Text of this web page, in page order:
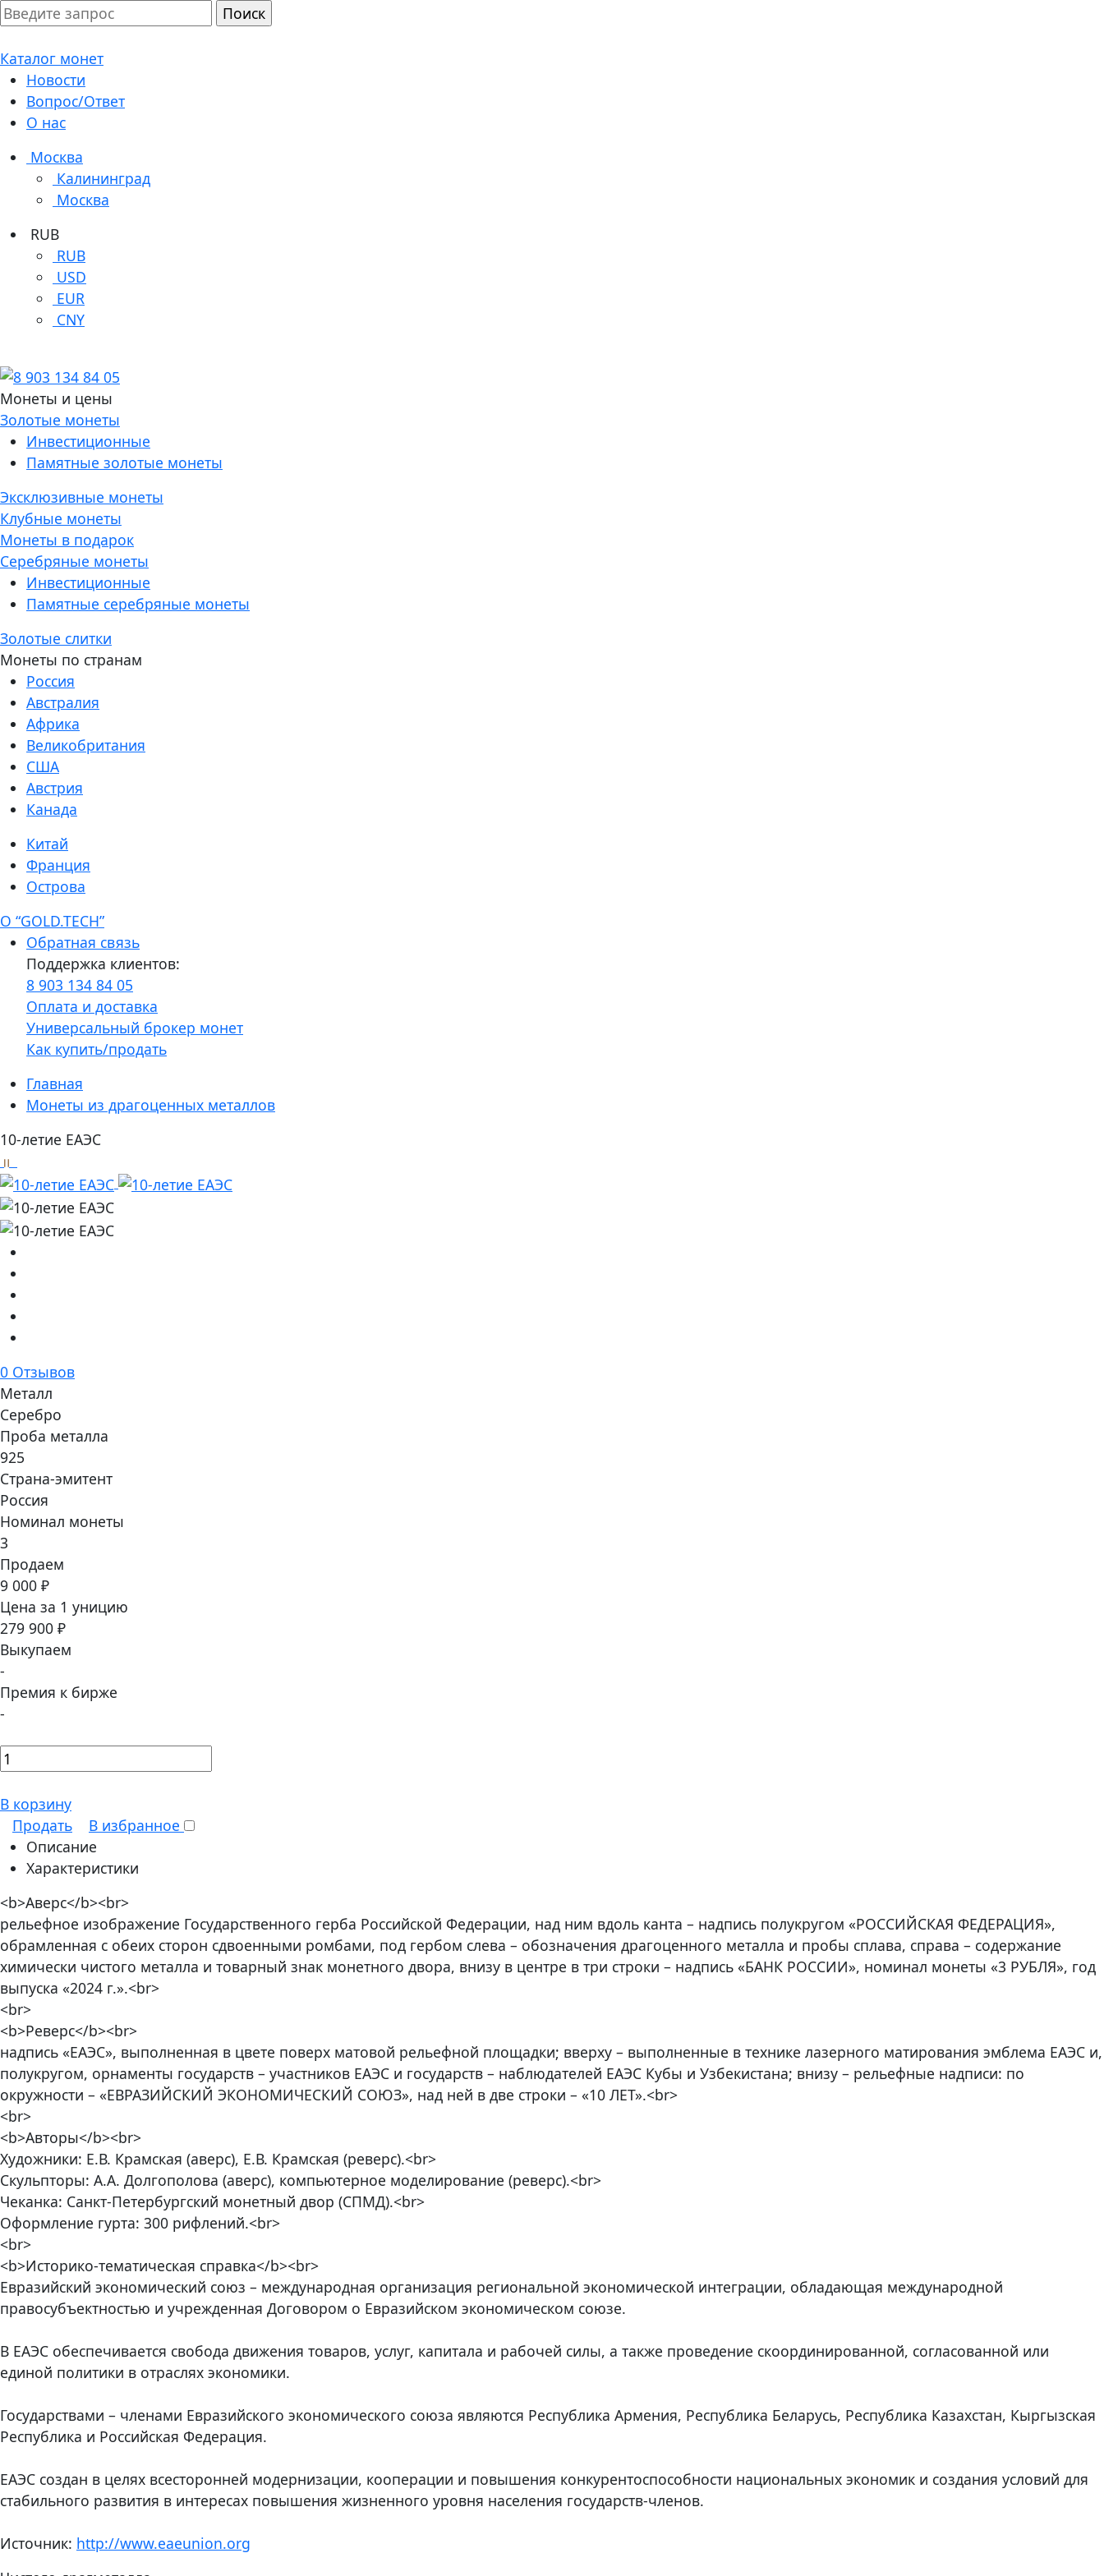
Каталог монет
Новости
Вопрос/Ответ
О нас
Москва
Калининград
Москва
RUB
RUB
USD
EUR
CNY
Монеты и цены
Золотые монеты
Инвестиционные
Памятные золотые монеты
Эксклюзивные монеты
Клубные монеты
Монеты в подарок
Серебряные монеты
Инвестиционные
Памятные серебряные монеты
Золотые слитки
Монеты по странам
Россия
Австралия
Африка
Великобритания
США
Австрия
Канада
Китай
Франция
Острова
О “GOLD.TECH”
Обратная связь
Поддержка клиентов:
8 903 134 84 05
Оплата и доставка
Универсальный брокер монет
Как купить/продать
Главная
Монеты из драгоценных металлов
10-летие ЕАЭС
0 Отзывов
Металл
Серебро
Проба металла
925
Страна-эмитент
Россия
Номинал монеты
3
Продаем
9 000 ₽
Цена за 1 уницию
279 900 ₽
Выкупаем
-
Премия к бирже
-
В корзину
Продать
В избранное
Описание
Характеристики
<b>Аверс</b><br>
рельефное изображение Государственного герба Российской Федерации, над ним вдоль канта – надпись полукругом «РОССИЙСКАЯ ФЕДЕРАЦИЯ»,
обрамленная с обеих сторон сдвоенными ромбами, под гербом слева – обозначения драгоценного металла и пробы сплава, справа – содержание
химически чистого металла и товарный знак монетного двора, внизу в центре в три строки – надпись «БАНК РОССИИ», номинал монеты «3 РУБЛЯ», год
выпуска «2024 г.».<br>
<br>
<b>Реверс</b><br>
надпись «ЕАЭС», выполненная в цвете поверх матовой рельефной площадки; вверху – выполненные в технике лазерного матирования эмблема ЕАЭС и,
полукругом, орнаменты государств – участников ЕАЭС и государств – наблюдателей ЕАЭС Кубы и Узбекистана; внизу – рельефные надписи: по
окружности – «ЕВРАЗИЙСКИЙ ЭКОНОМИЧЕСКИЙ СОЮЗ», над ней в две строки – «10 ЛЕТ».<br>
<br>
<b>Авторы</b><br>
Художники: Е.В. Крамская (аверс), Е.В. Крамская (реверс).<br>
Скульпторы: А.А. Долгополова (аверс), компьютерное моделирование (реверс).<br>
Чеканка: Санкт-Петербургский монетный двор (СПМД).<br>
Оформление гурта: 300 рифлений.<br>
<br>
<b>Историко-тематическая справка</b><br>
Евразийский экономический союз – международная организация региональной экономической интеграции, обладающая международной
правосубъектностью и учрежденная Договором о Евразийском экономическом союзе.
В ЕАЭС обеспечивается свобода движения товаров, услуг, капитала и рабочей силы, а также проведение скоординированной, согласованной или
единой политики в отраслях экономики.
Государствами – членами Евразийского экономического союза являются Республика Армения, Республика Беларусь, Республика Казахстан, Кыргызская
Республика и Российская Федерация.
ЕАЭС создан в целях всесторонней модернизации, кооперации и повышения конкурентоспособности национальных экономик и создания условий для
стабильного развития в интересах повышения жизненного уровня населения государств-членов.
Источник: http://www.eaeunion.org